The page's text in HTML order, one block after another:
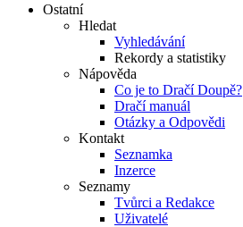
Ostatní
Hledat
Vyhledávání
Rekordy a statistiky
Nápověda
Co je to Dračí Doupě?
Dračí manuál
Otázky a Odpovědi
Kontakt
Seznamka
Inzerce
Seznamy
Tvůrci a Redakce
Uživatelé